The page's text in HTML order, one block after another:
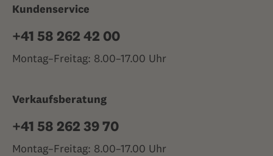
Kundenservice
+41 58 262 42 00
Montag–Freitag: 8.00–17.00 Uhr
Verkaufsberatung
+41 58 262 39 70
Montag–Freitag: 8.00–17.00 Uhr